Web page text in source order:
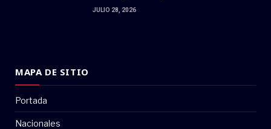
JULIO 28, 2026
MAPA DE SITIO
Portada
Nacionales